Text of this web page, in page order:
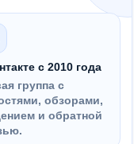
с 2010 года
группа с
обзорами,
и обратной